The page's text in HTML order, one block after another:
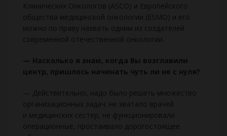
Клинических Онкологов (ASCO) и Европейского
общества медицинской онкологии (ESMO) и его
можно по праву назвать одним из создателей
современной отечественной онкологии.
— Насколько я знаю, когда Вы возглавили
центр, пришлось начинать чуть ли не с нуля?
— Действительно, надо было решать множество
организационных задач: не хватало врачей
и медицинских сестер, не функционировали
операционные, простаивало дорогостоящее